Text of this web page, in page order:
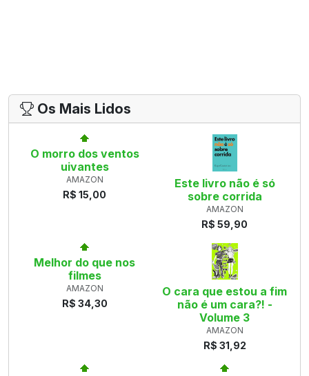
Os Mais Lidos
O morro dos ventos
uivantes
AMAZON
R$ 15,00
Este livro não é só
sobre corrida
AMAZON
R$ 59,90
Melhor do que nos
filmes
AMAZON
R$ 34,30
O cara que estou a fim
não é um cara?! -
Volume 3
AMAZON
R$ 31,92